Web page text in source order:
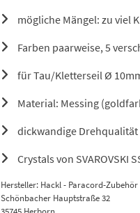
24,90 €
mögliche Mängel: zu viel
Farben paarweise, 5
für Tau/Kletterseil Ø
Material: Messing
dickwandige Drehqualität
Crystals von SVAROVSKI
Hersteller: Hackl - Paracord-Zubehör
Schönbacher Hauptstraße 32